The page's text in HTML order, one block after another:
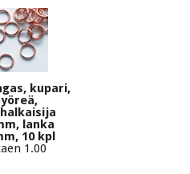
kupari,
lanka
10 kpl
1.00